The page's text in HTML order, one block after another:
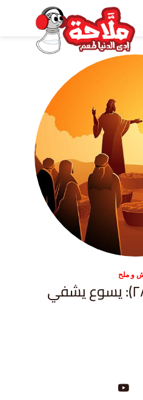
و ملح
الاناجيل-حلقة (٢٨): يسوع يشفي